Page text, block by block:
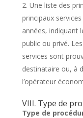
2. Une liste des
principaux
années, indiquant
public ou privé.
services sont
destinataire ou, à
l’opérateur
VIII. Type de
Type de